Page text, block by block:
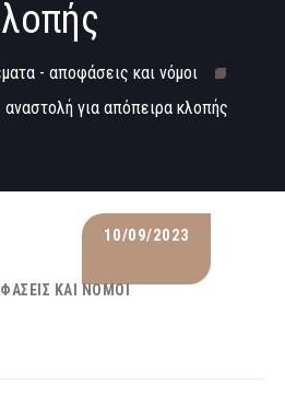
- αποφάσεις και νόμοι
για απόπειρα κλοπής
10/09/2023
ΚΑΙ ΝΌΜΟΙ